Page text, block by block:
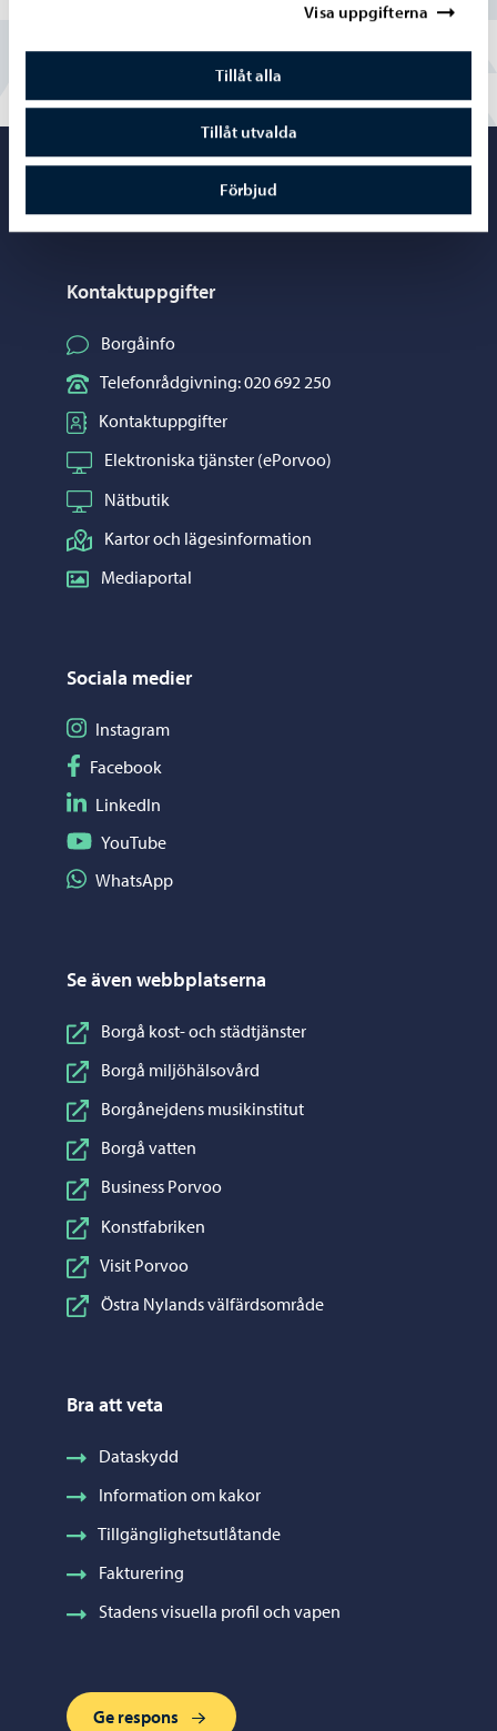
Visa uppgifterna
Tillåt alla
Tillåt utvalda
Förbjud
Porvoo – Gå
Kontaktuppgifter
Borgåinfo
Telefonrådgivning: 020 692 250
Kontaktuppgifter
Elektroniska tjänster (ePorvoo)
Nätbutik
Kartor och lägesinformation
Mediaportal
Sociala medier
Följ på Instagram
Instagram
Följ på Facebook
Facebook
Följ på LinkedIn
LinkedIn
Följ på YouTube
YouTube
Dela på WhatsApp
WhatsApp
Se även webbplatserna
Borgå kost- och städtjänster
Borgå miljöhälsovård
Borgånejdens musikinstitut
Borgå vatten
Business Porvoo
Konstfabriken
Visit Porvoo
Östra Nylands välfärdsområde
Bra att veta
Dataskydd
Information om kakor
Tillgänglighetsutlåtande
Fakturering
Stadens visuella profil och vapen
Ge respons